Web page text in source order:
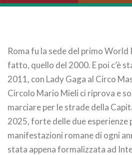
Roma fu la sede del primo World
fatto, quello del 2000. E poi c’è
2011, con Lady Gaga al Circo
Circolo Mario Mieli ci riprova e
marciare per le strade della
2025, forte delle due esperienze
manifestazioni romane di ogni
stata appena formalizzata ad